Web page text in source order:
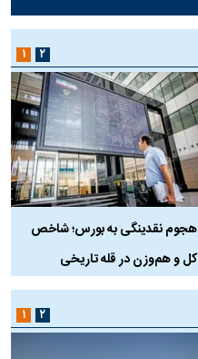
هجوم نقدینگی به بورس؛ شاخص
کل و هم‌وزن در قله تاریخی
۱ ۲
۱ ۲